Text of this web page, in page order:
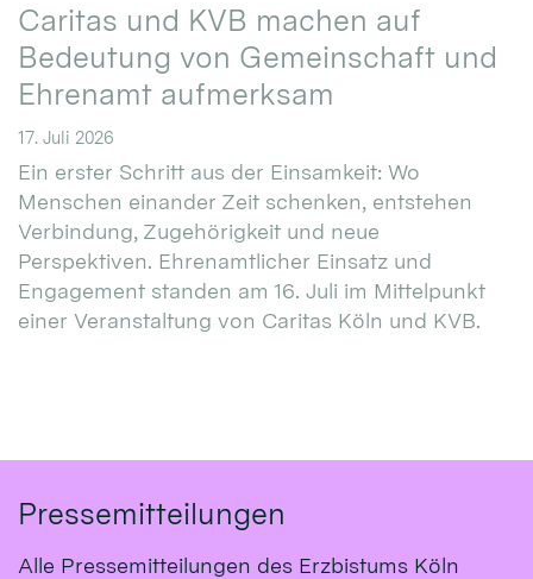
Caritas und KVB machen auf
Bedeutung von Gemeinschaft und
Ehrenamt aufmerksam
17. Juli 2026
Ein erster Schritt aus der Einsamkeit: Wo
Menschen einander Zeit schenken, entstehen
Verbindung, Zugehörigkeit und neue
Perspektiven. Ehrenamtlicher Einsatz und
Engagement standen am 16. Juli im Mittelpunkt
einer Veranstaltung von Caritas Köln und KVB.
Pressemitteilungen
Alle Pressemitteilungen des Erzbistums Köln